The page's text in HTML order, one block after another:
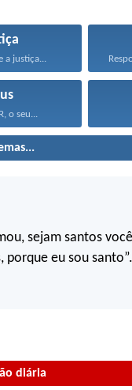
a justiça...
o seu...
sejam santos
porque eu sou santo”.
diária